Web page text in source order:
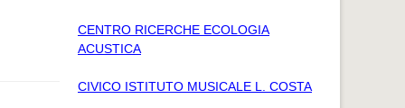
CENTRO RICERCHE ECOLOGIA
ACUSTICA
CIVICO ISTITUTO MUSICALE L. COSTA